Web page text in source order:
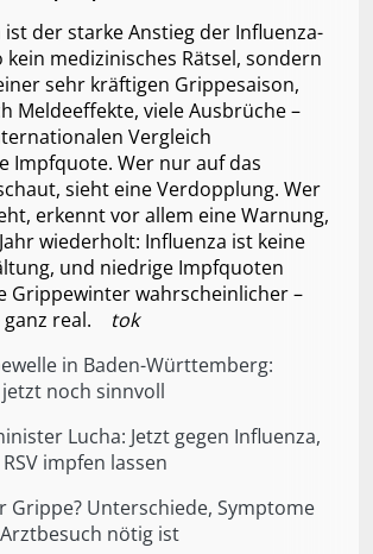
der starke Anstieg der Influenza-
kein medizinisches Rätsel, sondern
sehr kräftigen Grippesaison,
Meldeeffekte, viele Ausbrüche –
Vergleich
Impfquote. Wer nur auf das
sieht eine Verdopplung. Wer
erkennt vor allem eine Warnung,
wiederholt: Influenza ist keine
und niedrige Impfquoten
Grippewinter wahrscheinlicher –
real.
tok
in Baden-Württemberg:
noch sinnvoll
Lucha: Jetzt gegen Influenza,
impfen lassen
Grippe? Unterschiede, Symptome
nötig ist